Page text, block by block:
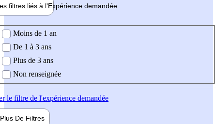
filtres liés à l'Expérience demandée
demandée
Moins de 1 an
De 1 à 3 ans
Plus de 3 ans
Non renseignée
le filtre de l'expérience demandée
Plus De Filtres